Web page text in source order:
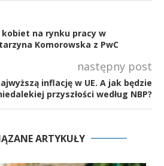
na rynku pracy w
Komorowska z PwC
następny post
inflację w UE. A jak będzie
przyszłości według NBP?
ARTYKUŁY